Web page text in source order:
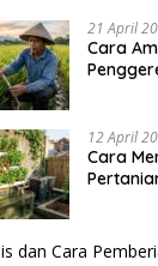
21 April
Cara
12 April
Cara